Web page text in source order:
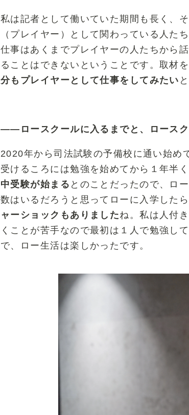
私は記者として働いていた期間も長く、
（プレイヤー）として関わっている人た
仕事はあくまでプレイヤーの人たちから
ることはできないということです。取材
分もプレイヤーとして仕事をしてみたい
――ロースクールに入るまでと、ロース
2020年から司法試験の予備校に通い始め
受けるころには勉強を始めてから１年半
中受験が始まる とのことだったので、ロ
数はいるだろうと思ってローに入学した
ャーショックもありましたね。私は人付
くことが苦手なので最初は１人で勉強し
で、ロー生活は楽しかったです。